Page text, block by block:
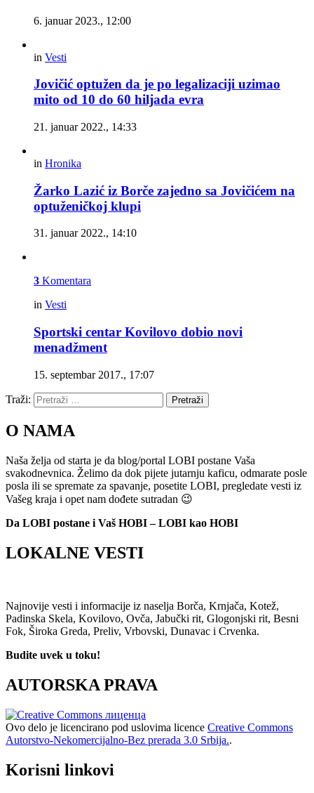
6. januar 2023., 12:00
in Vesti
Jovičić optužen da je po legalizaciji uzimao
mito od 10 do 60 hiljada evra
21. januar 2022., 14:33
in Hronika
Žarko Lazić iz Borče zajedno sa Jovičićem na
optuženičkoj klupi
31. januar 2022., 14:10
3 Komentara
in Vesti
Sportski centar Kovilovo dobio novi
menadžment
15. septembar 2017., 17:07
Traži: Pretraži
O NAMA
Naša želja od starta je da blog/portal LOBI postane Vaša
svakodnevnica. Želimo da dok pijete jutarnju kaficu, odmarate posle
posla ili se spremate za spavanje, posetite LOBI, pregledate vesti iz
Vašeg kraja i opet nam dođete sutradan 😉
Da LOBI postane i Vaš HOBI – LOBI kao HOBI
LOKALNE VESTI
Najnovije vesti i informacije iz naselja Borča, Krnjača, Kotež,
Padinska Skela, Kovilovo, Ovča, Jabučki rit, Glogonjski rit, Besni
Fok, Široka Greda, Preliv, Vrbovski, Dunavac i Crvenka.
Budite uvek u toku!
AUTORSKA PRAVA
Ovo delo je licencirano pod uslovima licence Creative Commons
Autorstvo-Nekomercijalno-Bez prerada 3.0 Srbija..
Korisni linkovi